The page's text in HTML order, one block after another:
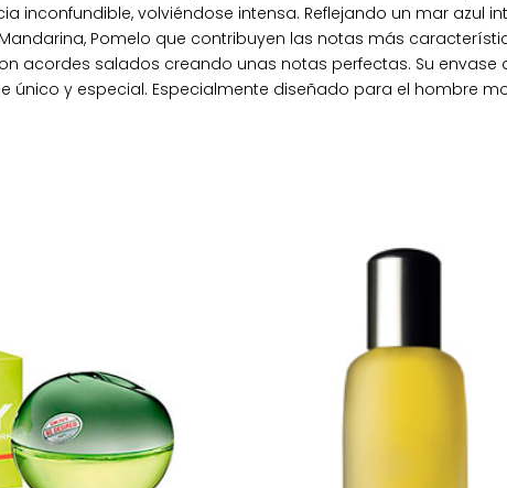
inconfundible, volviéndose intensa. Reflejando un mar azul
Pomelo que contribuyen las notas más
acordes salados creando unas notas perfectas. Su envase
y especial. Especialmente diseñado para el hombre